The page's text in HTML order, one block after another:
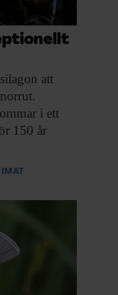
att
i ett
150 år